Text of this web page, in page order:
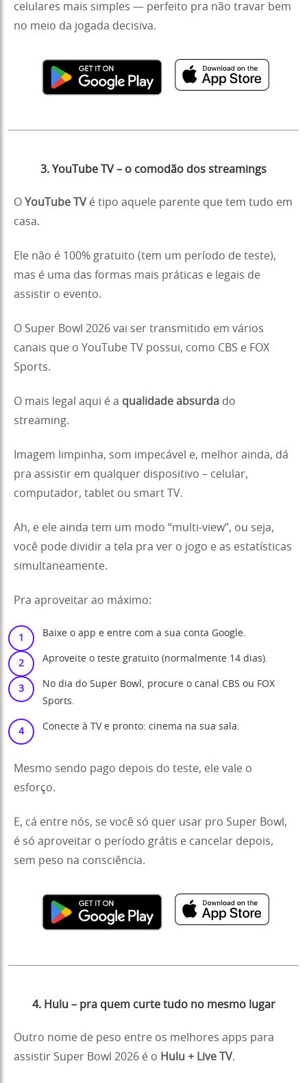
celulares mais simples — perfeito pra não travar bem
no meio da jogada decisiva.
3. YouTube TV – o comodão dos streamings
O YouTube TV é tipo aquele parente que tem tudo em
casa.
Ele não é 100% gratuito (tem um período de teste),
mas é uma das formas mais práticas e legais de
assistir o evento.
O Super Bowl 2026 vai ser transmitido em vários
canais que o YouTube TV possui, como CBS e FOX
Sports.
O mais legal aqui é a qualidade absurda do
streaming.
Imagem limpinha, som impecável e, melhor ainda, dá
pra assistir em qualquer dispositivo – celular,
computador, tablet ou smart TV.
Ah, e ele ainda tem um modo “multi-view”, ou seja,
você pode dividir a tela pra ver o jogo e as estatísticas
simultaneamente.
Pra aproveitar ao máximo:
Baixe o app e entre com a sua conta Google.
Aproveite o teste gratuito (normalmente 14 dias).
No dia do Super Bowl, procure o canal CBS ou FOX
Sports.
Conecte à TV e pronto: cinema na sua sala.
Mesmo sendo pago depois do teste, ele vale o
esforço.
E, cá entre nós, se você só quer usar pro Super Bowl,
é só aproveitar o período grátis e cancelar depois,
sem peso na consciência.
4. Hulu – pra quem curte tudo no mesmo lugar
Outro nome de peso entre os melhores apps para
assistir Super Bowl 2026 é o Hulu + Live TV.